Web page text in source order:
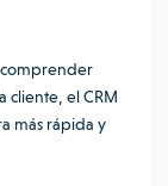
cliente, el CRM
más rápida y